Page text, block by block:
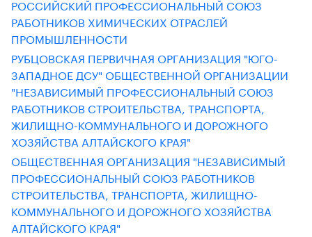
РОССИЙСКИЙ ПРОФЕССИОНАЛЬНЫЙ СОЮЗ
РАБОТНИКОВ ХИМИЧЕСКИХ ОТРАСЛЕЙ
ПРОМЫШЛЕННОСТИ
РУБЦОВСКАЯ ПЕРВИЧНАЯ ОРГАНИЗАЦИЯ "ЮГО-
ЗАПАДНОЕ ДСУ" ОБЩЕСТВЕННОЙ ОРГАНИЗАЦИИ
"НЕЗАВИСИМЫЙ ПРОФЕССИОНАЛЬНЫЙ СОЮЗ
РАБОТНИКОВ СТРОИТЕЛЬСТВА, ТРАНСПОРТА,
ЖИЛИЩНО-КОММУНАЛЬНОГО И ДОРОЖНОГО
ХОЗЯЙСТВА АЛТАЙСКОГО КРАЯ"
ОБЩЕСТВЕННАЯ ОРГАНИЗАЦИЯ "НЕЗАВИСИМЫЙ
ПРОФЕССИОНАЛЬНЫЙ СОЮЗ РАБОТНИКОВ
СТРОИТЕЛЬСТВА, ТРАНСПОРТА, ЖИЛИЩНО-
КОММУНАЛЬНОГО И ДОРОЖНОГО ХОЗЯЙСТВА
АЛТАЙСКОГО КРАЯ"